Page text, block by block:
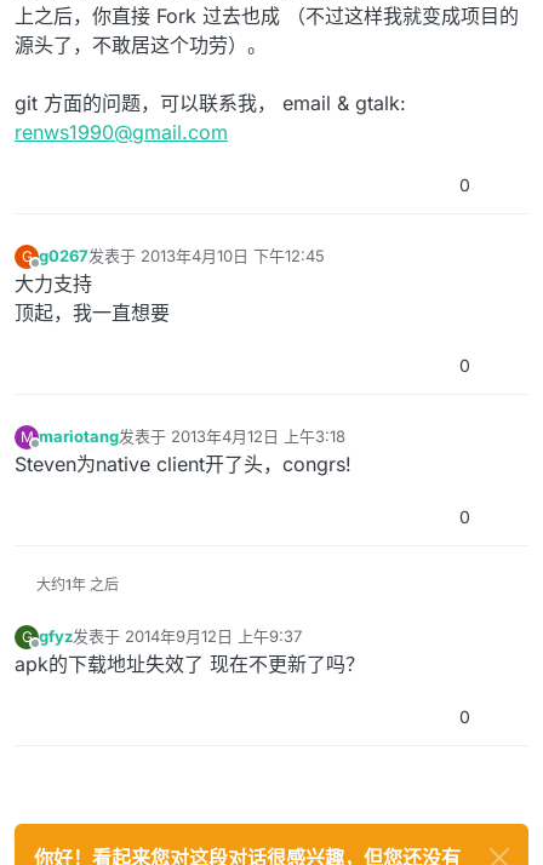
上之后，你直接 Fork 过去也成 （不过这样我就变成项目的
源头了，不敢居这个功劳）。
git 方面的问题，可以联系我， email & gtalk:
renws1990@gmail.com
0
G
离线
g0267发表于 2013年4月10日 下午12:45
最后由 编辑
大力支持
顶起，我一直想要
0
M mariotang发表于 2013年4月12日 上午3:18
最后由 编辑
Steven为native client开了头，congrs!
0
大约1年 之后
G
离线
gfyz发表于 2014年9月12日 上午9:37
最后由 编辑
apk的下载地址失效了 现在不更新了吗？
0
你好！看起来您对这段对话很感兴趣，但您还没有